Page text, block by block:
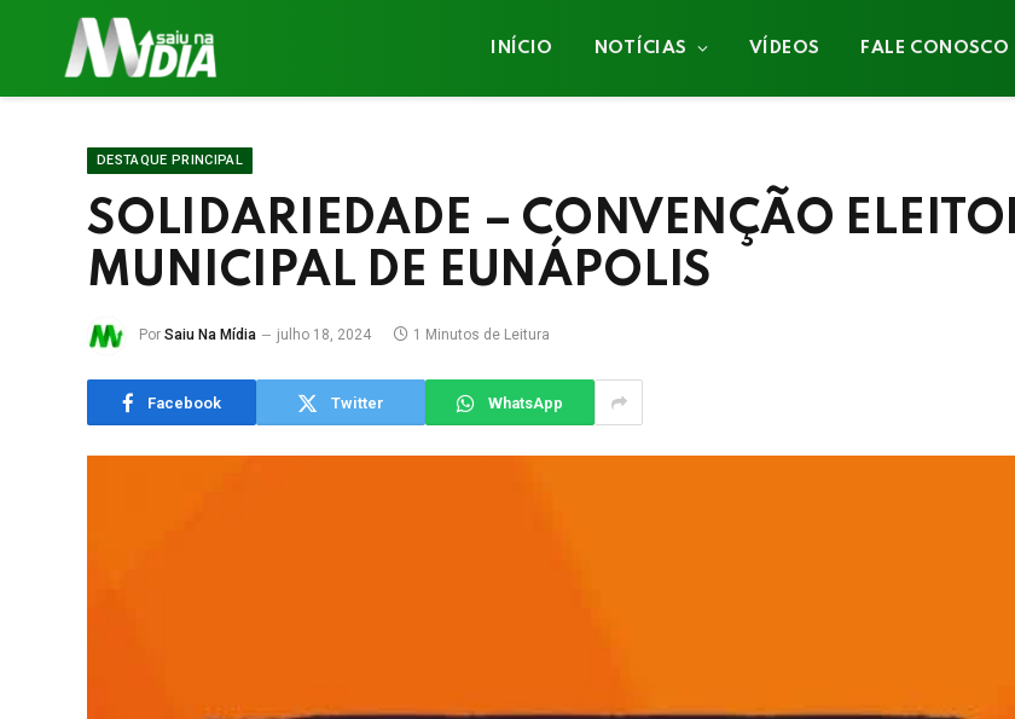
INÍCIO NOTÍCIAS VÍDEOS FALE CONOSCO
DESTAQUE PRINCIPAL
SOLIDARIEDADE – CONVENÇÃO
MUNICIPAL DE EUNÁPOLIS
Por Saiu Na Mídia julho 18, 2024 1 Minutos de Leitura
Facebook Twitter WhatsApp